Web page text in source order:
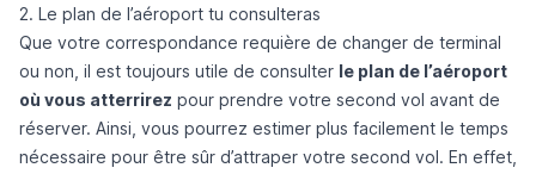
2. Le plan de l’aéroport tu consulteras
Que votre correspondance requière de changer de terminal
ou non, il est toujours utile de consulter le plan de l’aéroport
où vous atterrirez pour prendre votre second vol avant de
réserver. Ainsi, vous pourrez estimer plus facilement le temps
nécessaire pour être sûr d’attraper votre second vol. En effet,